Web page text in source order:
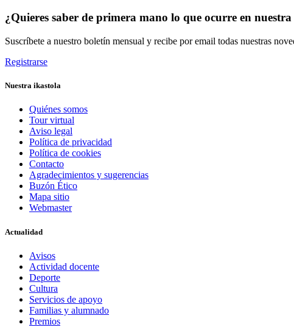
¿Quieres saber de primera mano lo que ocurre en
Suscríbete a nuestro boletín mensual y recibe por email todas nuestras
Registrarse
Nuestra ikastola
Quiénes somos
Tour virtual
Aviso legal
Política de privacidad
Política de cookies
Contacto
Agradecimientos y sugerencias
Buzón Ético
Mapa sitio
Webmaster
Actualidad
Avisos
Actividad docente
Deporte
Cultura
Servicios de apoyo
Familias y alumnado
Premios